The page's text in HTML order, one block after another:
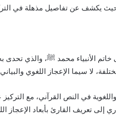
حيث يكشف عن تفاصيل مذهلة في
الأنبياء محمد ﷺ، والذي تحدى
لا سيما الإعجاز اللغوي
في النص القرآني، مع
إلى تعريف القارئ بأبعاد